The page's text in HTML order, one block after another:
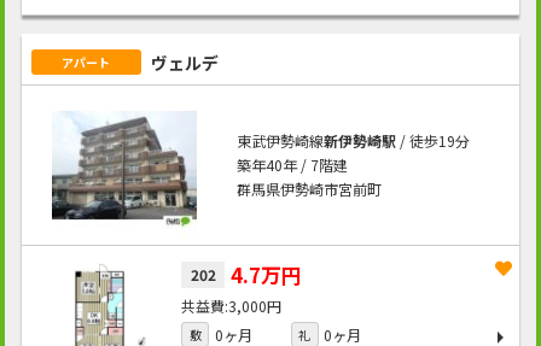
アパート ヴェルデ
東武伊勢崎線新伊勢崎駅/ 徒歩19分
築年40年 / 7階建
群馬県伊勢崎市宮前町
202 4.7万円
3,000円
敷 0ヶ月 礼 0ヶ月